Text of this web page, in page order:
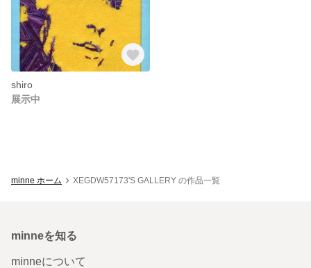
shiro
展示中
minne ホーム XEGDW57173'S GALLERY の作品一覧
minneを知る
minneについて